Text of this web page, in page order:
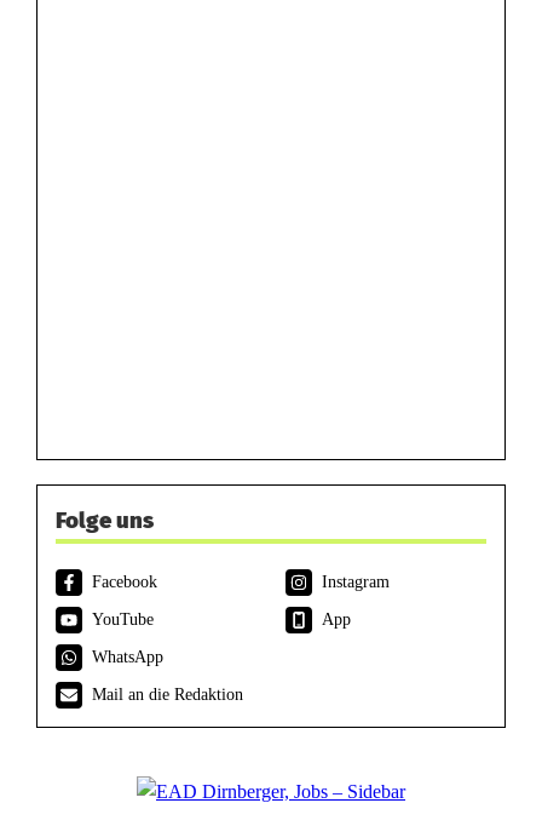
Folge uns
Facebook
Instagram
YouTube
App
WhatsApp
Mail an die Redaktion